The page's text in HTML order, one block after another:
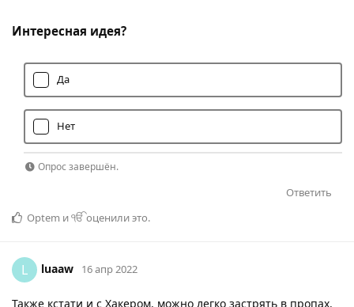
Интересная идея?
Да
Нет
Опрос завершён.
Ответить
Optem иੴоценили это.
L luaaw 16 апр 2022
Также кстати и с Хакером, можно легко застрять в пропах.